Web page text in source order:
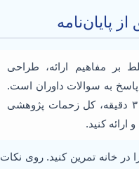
پایان‌نامه
بر مفاهیم ارائه، طراحی
به سوالات داوران است.
شما باید بتوانید در مدت زمان ۲۰ تا ۳۰ دقیقه، کل زحمات پژوهشی
کنید.
در خانه تمرین کنید. روی نکات